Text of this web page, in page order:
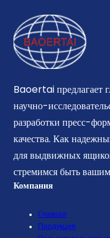
Baoertai предлагает
научно-
разработки пресс-
качества. Как
для выдвижных
стремимся быть
Компания
Главная
Продукция